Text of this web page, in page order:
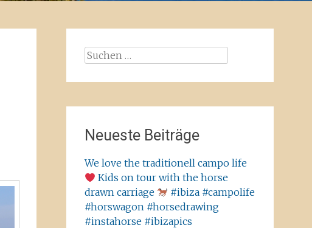
Suchen
Neueste Beiträge
We love the traditionell campo life
Kids on tour with the horse
drawn carriage
#ibiza #campolife
#horswagon #horsedrawing
#instahorse #ibizapics